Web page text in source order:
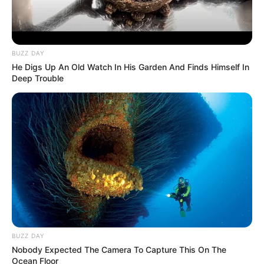
3269 – Thrillers independentes
31851 – Filmes sobre máfia
9994 – Mistério
11140 – Suspenses sobrenaturais
BUZZ DAY
He Digs Up An Old Watch In His Garden And Finds Himself In
Deep Trouble
BUZZ DAY
Nobody Expected The Camera To Capture This On The
Ocean Floor